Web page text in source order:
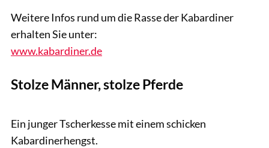
Weitere Infos rund um die Rasse der Kabardiner
erhalten Sie unter:
www.kabardiner.de
Stolze Männer, stolze Pferde
Ein junger Tscherkesse mit einem schicken
Kabardinerhengst.